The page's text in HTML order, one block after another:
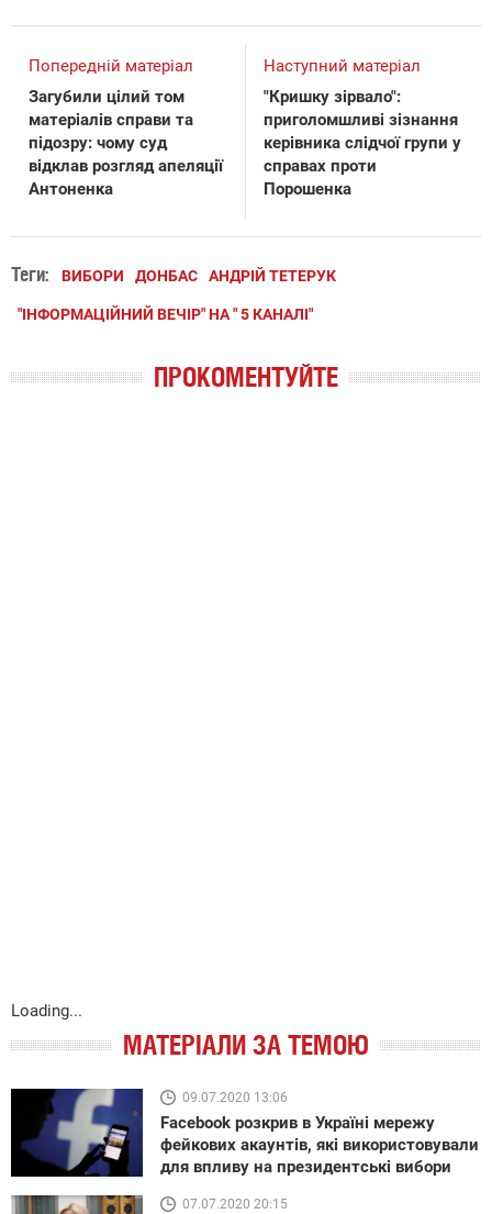
Попередній матеріал
Загубили цілий том
матеріалів справи та
підозру: чому суд
відклав розгляд апеляції
Антоненка
Наступний матеріал
"Кришку зірвало":
приголомшливі зізнання
керівника слідчої групи у
справах проти
Порошенка
Теги: ВИБОРИ ДОНБАС АНДРІЙ ТЕТЕРУК
"ІНФОРМАЦІЙНИЙ ВЕЧІР" НА " 5 КАНАЛІ"
ПРОКОМЕНТУЙТЕ
Loading...
МАТЕРІАЛИ ЗА ТЕМОЮ
09.07.2020 13:06
Facebook розкрив в Україні мережу
фейкових акаунтів, які використовували
для впливу на президентські вибори
07.07.2020 20:15